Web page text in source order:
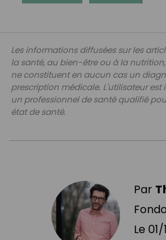
Les informations diffusées sur les
la santé, au bien-être ou à la
ne constituent en aucun cas un
prescription médicale. L'utilisateur
un professionnel de santé qualifié
état de santé.
Par
Le 01/